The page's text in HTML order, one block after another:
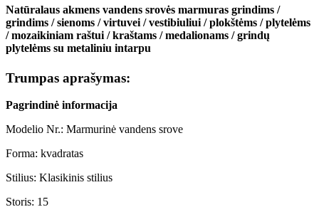
Natūralaus akmens vandens srovės marmuras grindims /
grindims / sienoms / virtuvei / vestibiuliui / plokštėms / plytelėms
/ mozaikiniam raštui / kraštams / medalionams / grindų
plytelėms su metaliniu intarpu
Trumpas aprašymas:
Pagrindinė informacija
Modelio Nr.: Marmurinė vandens srove
Forma: kvadratas
Stilius: Klasikinis stilius
Storis: 15